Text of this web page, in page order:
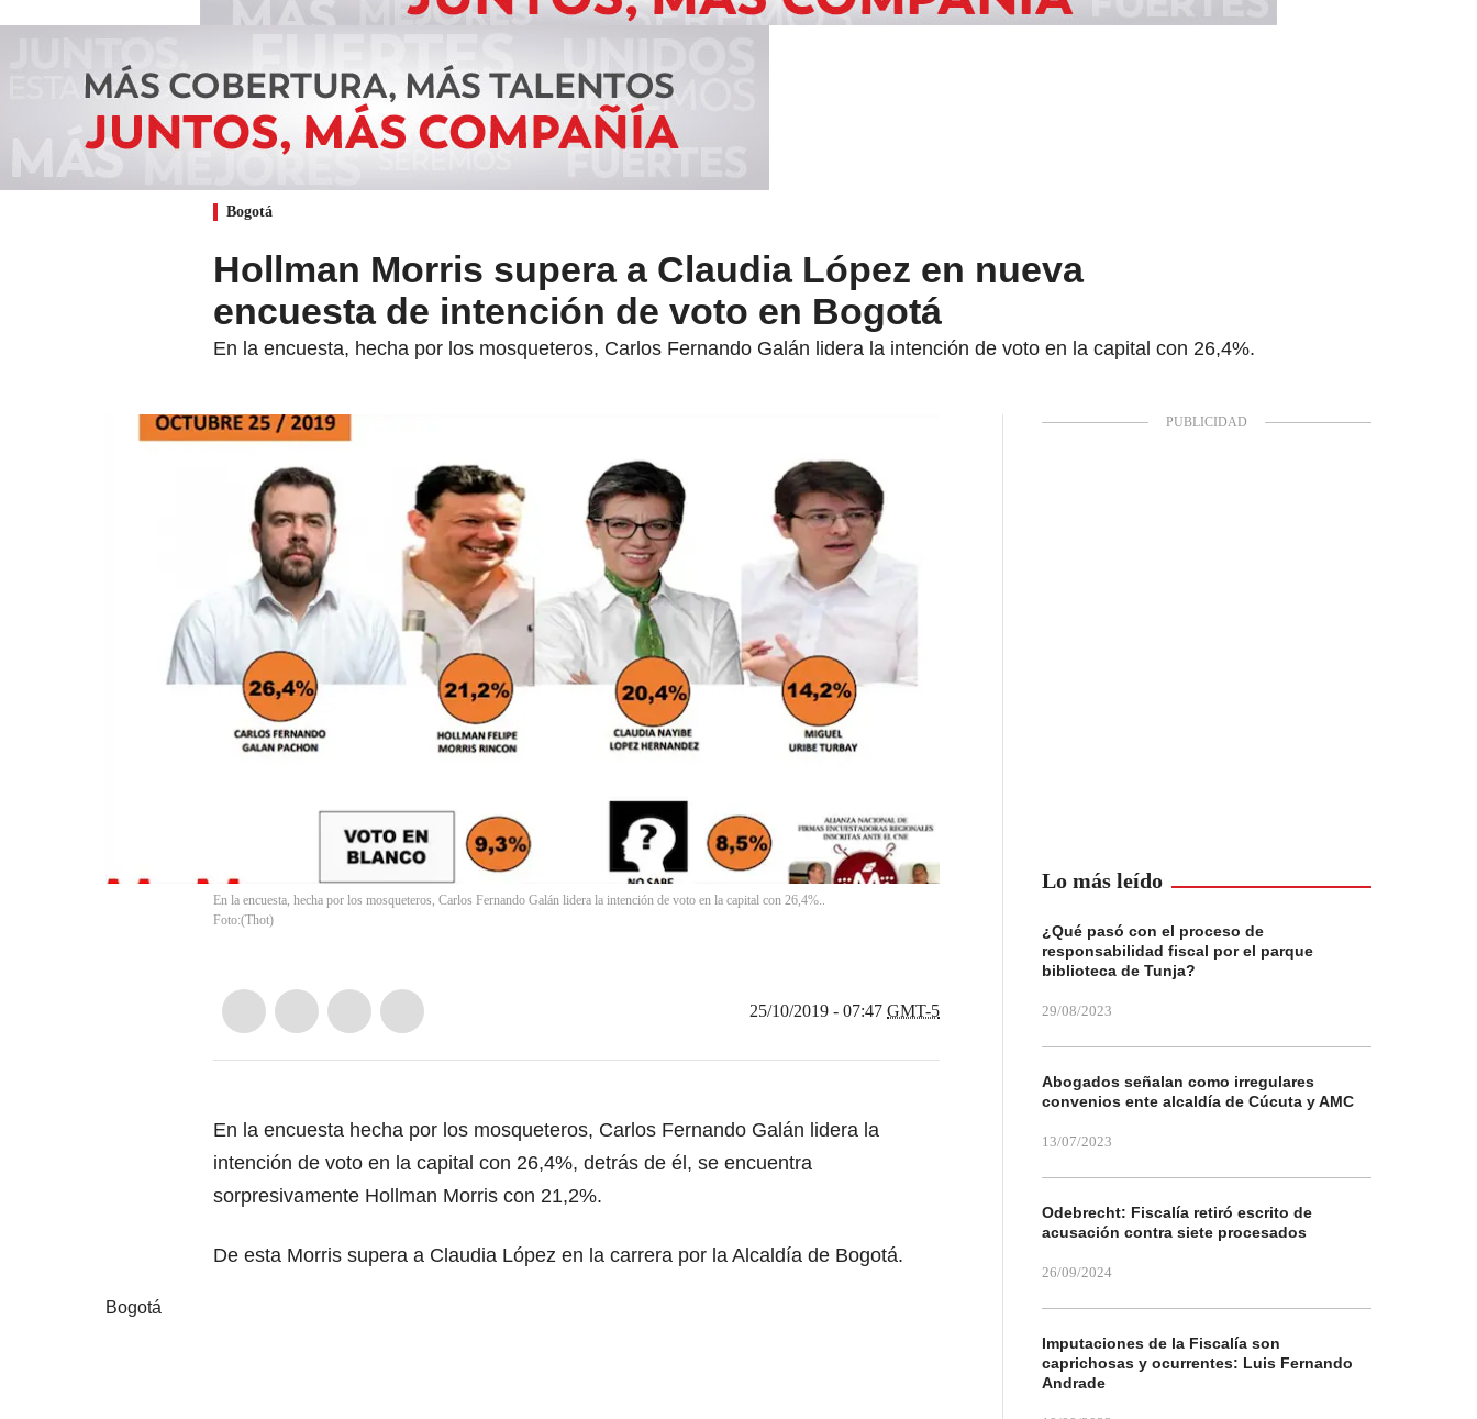
Bogotá
Hollman Morris supera a Claudia López en nueva
encuesta de intención de voto en Bogotá
En la encuesta, hecha por los mosqueteros, Carlos Fernando Galán lidera la intención de voto en la capital con 26,4%.
En la encuesta, hecha por los mosqueteros, Carlos Fernando Galán lidera la intención de voto en la capital con 26,4%..
Foto:(Thot)
25/10/2019 - 07:47 GMT-5
En la encuesta hecha por los mosqueteros, Carlos Fernando Galán lidera la
intención de voto en la capital con 26,4%, detrás de él, se encuentra
sorpresivamente Hollman Morris con 21,2%.
De esta Morris supera a Claudia López en la carrera por la Alcaldía de Bogotá.
Bogotá
Lo más leído
¿Qué pasó con el proceso de
responsabilidad fiscal por el parque
biblioteca de Tunja?
29/08/2023
Abogados señalan como irregulares
convenios ente alcaldía de Cúcuta y AMC
13/07/2023
Odebrecht: Fiscalía retiró escrito de
acusación contra siete procesados
26/09/2024
Imputaciones de la Fiscalía son
caprichosas y ocurrentes: Luis Fernando
Andrade